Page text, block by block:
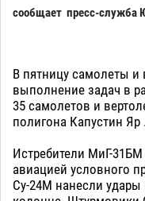
сообщает пресс-служба
В пятницу самолеты
выполнение задач в
35 самолетов и
полигона Капустин Яр .
Истребители МиГ-
авиацией условного
Су-24М нанесли